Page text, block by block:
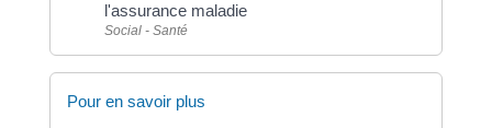
l'assurance maladie
Social - Santé
Pour en savoir plus